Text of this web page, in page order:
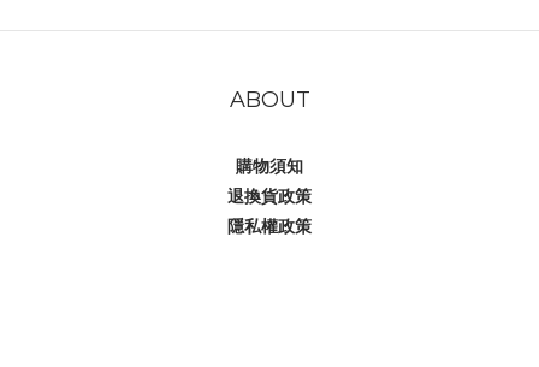
ABOUT
購物須知
退換貨政策
隱私權政策